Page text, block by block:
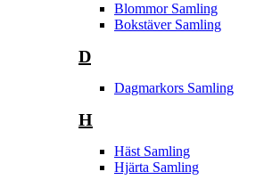
Blommor Samling
Bokstäver Samling
D
Dagmarkors Samling
H
Häst Samling
Hjärta Samling